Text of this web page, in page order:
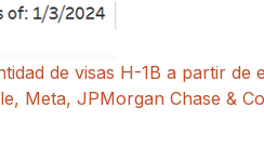
de visas H-1B a partir
Meta, JPMorgan Chase &